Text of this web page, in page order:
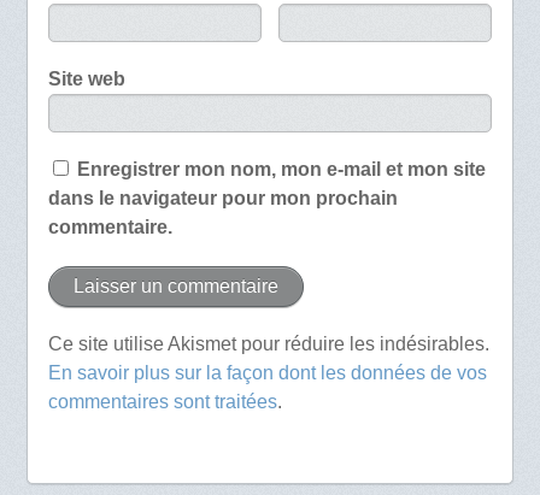
Site web
Enregistrer mon nom, mon e-mail et mon site
dans le navigateur pour mon prochain
commentaire.
Ce site utilise Akismet pour réduire les indésirables.
En savoir plus sur la façon dont les données de vos
commentaires sont traitées.